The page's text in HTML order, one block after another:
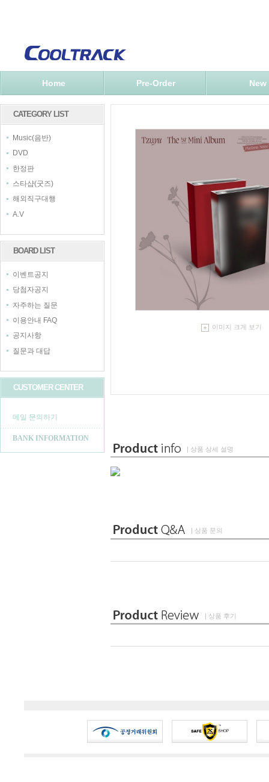
Home Pre-Order New
CATEGORY LIST
Music(음반)
DVD
한정판
스타샵(굿즈)
해외직구대행
A.V
BOARD LIST
이벤트공지
당첨자공지
자주하는 질문
이용안내 FAQ
공지사항
질문과 대답
CUSTOMER CENTER
메일 문의하기
BANK INFORMATION
이미지 크게 보기
| 상품 상세 설명
| 상품 문의
| 상품 후기